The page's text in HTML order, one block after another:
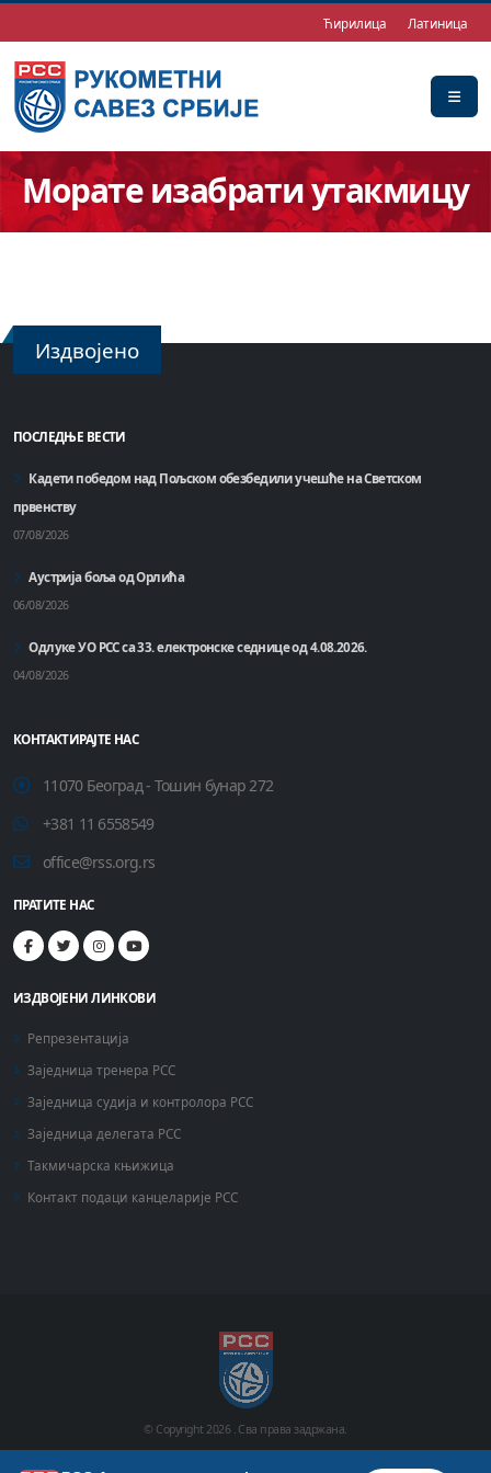
Ћирилица Латиница
Морате изабрати утакмицу
Издвојено
ПОСЛЕДЊЕ ВЕСТИ
Кадети победом над Пољском обезбедили учешће на Светском
првенству
07/08/2026
Аустрија боља од Орлића
06/08/2026
Одлуке УО РСС са 33. електронске седнице од 4.08.2026.
04/08/2026
КОНТАКТИРАЈТЕ НАС
11070 Београд - Тошин бунар 272
+381 11 6558549
office@rss.org.rs
ПРАТИТЕ НАС
ИЗДВОЈЕНИ ЛИНКОВИ
Репрезентација
Заједница тренера РСС
Заједница судија и контролора РСС
Заједница делегата РСС
Такмичарска књижица
Контакт подаци канцеларије РСС
© Copyright2026 . Сва права задржана.